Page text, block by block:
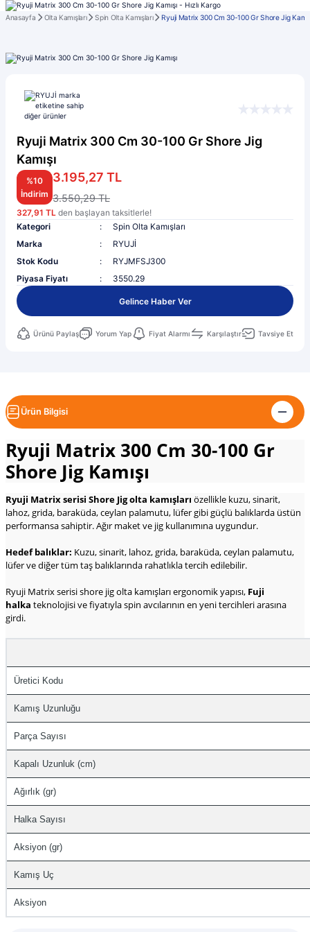
Anasayfa Olta Kamışları Spin Olta Kamışları Ryuji Matrix 300 Cm 30-100 Gr Shore Jig
Ryuji Matrix 300 Cm 30-100 Gr Shore Jig
Kamışı
%10
İndirim
3.195,27 TL
3.550,29 TL
327,91 TL den başlayan taksitlerle!
Kategori
Spin Olta Kamışları
Marka
RYUJİ
Stok Kodu
RYJMFSJ300
Piyasa Fiyatı
3550.29
Gelince Haber Ver
Ürünü Paylaş Yorum Yap Fiyat Alarmı Karşılaştır Tavsiye Et
Ürün Bilgisi
Ryuji Matrix 300 Cm 30-100 Gr
Shore Jig Kamışı
Ryuji Matrix serisi Shore Jig olta kamışları özellikle kuzu, sinarit,
lahoz, grida, baraküda, ceylan palamutu, lüfer gibi güçlü balıklarda üstün
performansa sahiptir. Ağır maket ve jig kullanımına uygundur.
Hedef balıklar: Kuzu, sinarit, lahoz, grida, baraküda, ceylan palamutu,
lüfer ve diğer tüm taş balıklarında rahatlıkla tercih edilebilir.
Ryuji Matrix serisi shore jig olta kamışları ergonomik yapısı, Fuji
halka teknolojisi ve fiyatıyla spin avcılarının en yeni tercihleri arasına
girdi.
Üretici Kodu
Kamış Uzunluğu
Parça Sayısı
Kapalı Uzunluk (cm)
Ağırlık (gr)
Halka Sayısı
Aksiyon (gr)
Kamış Uç
Aksiyon